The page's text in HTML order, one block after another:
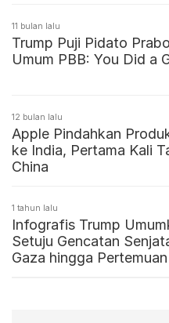
11 bulan lalu
Trump Puji Pidato
Umum PBB: You Did a
12 bulan lalu
Apple Pindahkan
ke India, Pertama Kali
China
1 tahun lalu
Infografis Trump
Setuju Gencatan
Gaza hingga